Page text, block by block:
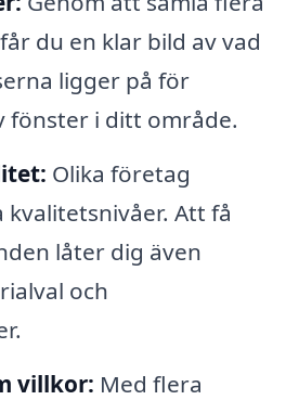
du en klar bild av vad
ligger på för
fönster i ditt område.
Olika företag
Att få
låter dig även
och
villkor: Med flera